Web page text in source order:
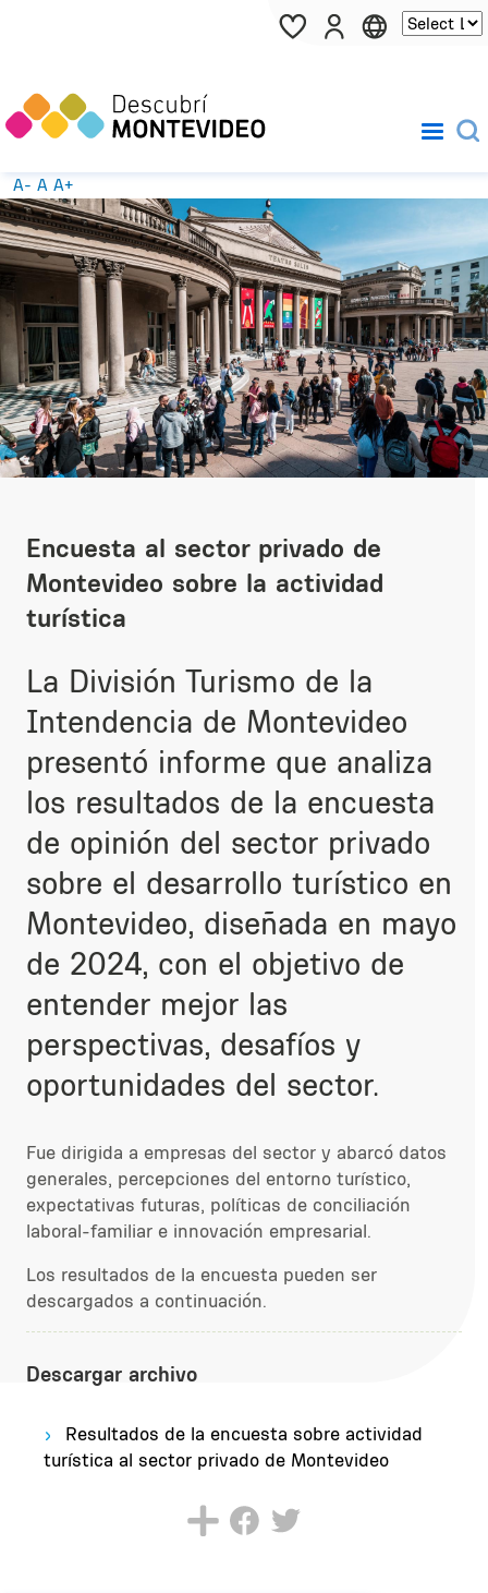
Pasar al contenido principal
A- A A+
Encuesta al sector privado de
Montevideo sobre la actividad
turística
La División Turismo de la
Intendencia de Montevideo
presentó informe que analiza
los resultados de la encuesta
de opinión del sector privado
sobre el desarrollo turístico en
Montevideo, diseñada en mayo
de 2024, con el objetivo de
entender mejor las
perspectivas, desafíos y
oportunidades del sector.
Fue dirigida a empresas del sector y abarcó datos
generales, percepciones del entorno turístico,
expectativas futuras, políticas de conciliación
laboral-familiar e innovación empresarial.
Los resultados de la encuesta pueden ser
descargados a continuación.
Descargar archivo
Resultados de la encuesta sobre actividad
turística al sector privado de Montevideo